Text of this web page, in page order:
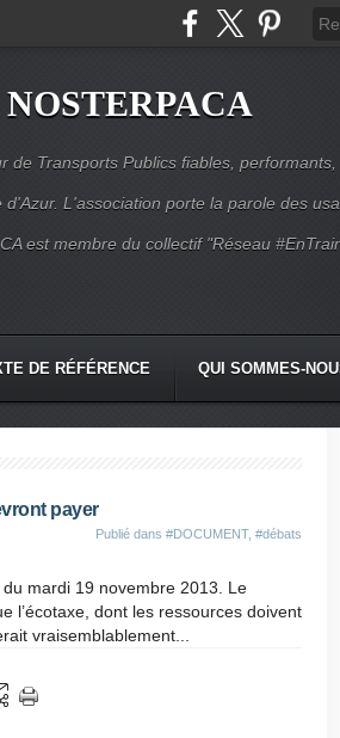
de Transports Publics fiables,
L'association porte la parole des
est membre du collectif "Réseau
DE RÉFÉRENCE QUI SOMMES-
payer
Publié dans #DOCUMENT, #débats
mardi 19 novembre 2013. Le
l’écotaxe, dont les ressources doivent
vraisemblablement...